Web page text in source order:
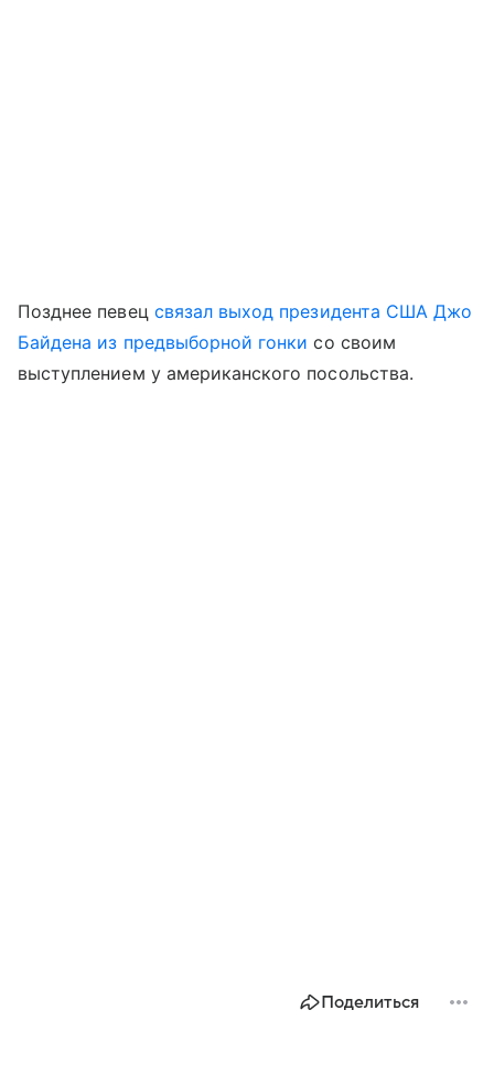
Позднее певец связал выход президента США Джо
Байдена из предвыборной гонки со своим
выступлением у американского посольства.
Поделиться